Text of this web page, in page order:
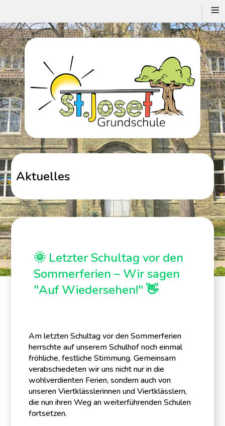
≡
Aktuelles
🌞 Letzter Schultag vor den
Sommerferien – Wir sagen
"Auf Wiedersehen!" 👋
Am letzten Schultag vor den Sommerferien
herrschte auf unserem Schulhof noch einmal
fröhliche, festliche Stimmung. Gemeinsam
verabschiedeten wir uns nicht nur in die
wohlverdienten Ferien, sondern auch von
unseren Viertklässlerinnen und Viertklässlern,
die nun ihren Weg an weiterführenden Schulen
fortsetzen.